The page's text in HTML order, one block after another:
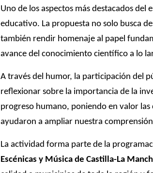
Uno de los aspectos más destacados
educativo. La propuesta no solo busca
también rendir homenaje al papel
avance del conocimiento científico a lo
A través del humor, la participación del
reflexionar sobre la importancia de la
progreso humano, poniendo en valor
ayudaron a ampliar nuestra
La actividad forma parte de la
Escénicas y Música de Castilla-La